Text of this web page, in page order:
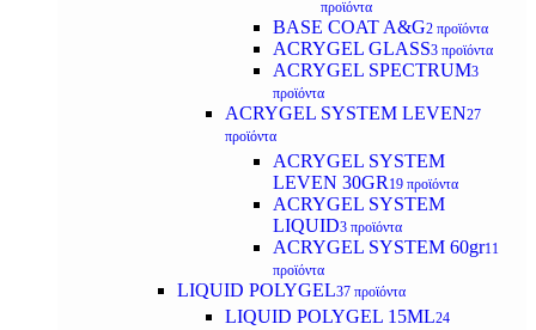
προϊόντα
BASE COAT A&G2 προϊόντα
ACRYGEL GLASS3 προϊόντα
ACRYGEL SPECTRUM3
προϊόντα
ACRYGEL SYSTEM LEVEN27
προϊόντα
ACRYGEL SYSTEM
LEVEN 30GR 19 προϊόντα
ACRYGEL SYSTEM
LIQUID3 προϊόντα
ACRYGEL SYSTEM 60gr11
προϊόντα
LIQUID POLYGEL37 προϊόντα
LIQUID POLYGEL 15ML24